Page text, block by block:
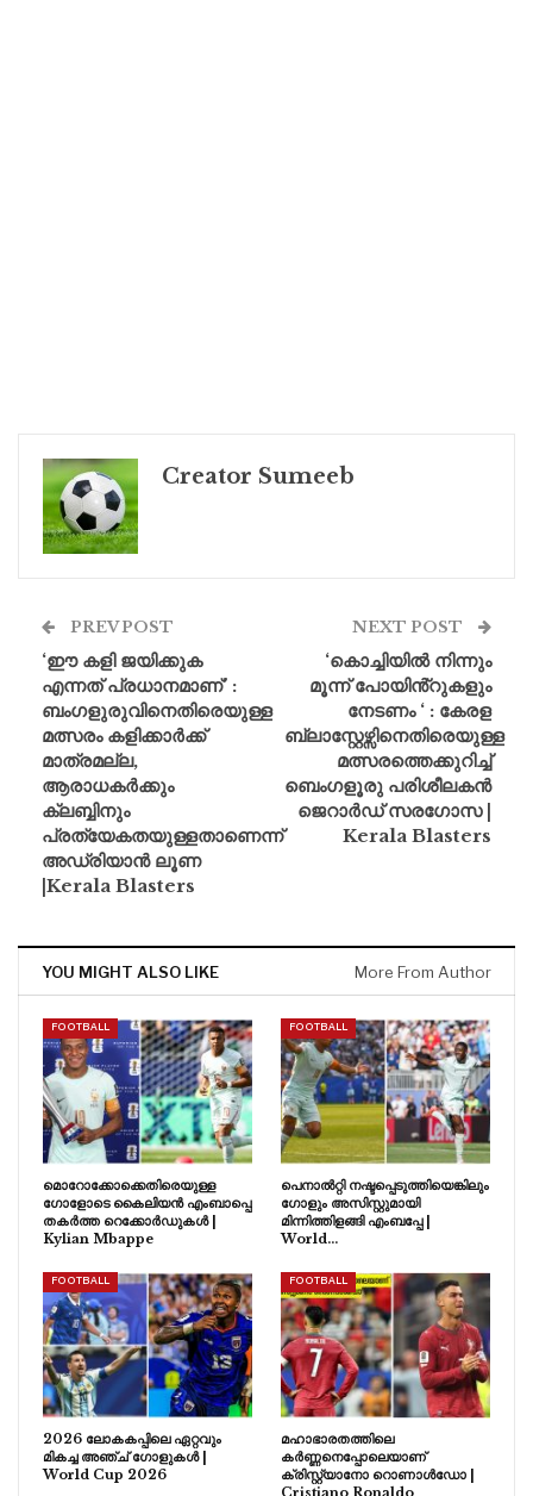
Creator Sumeeb
PREV POST
‘ഈ കളി ജയിക്കുക
എന്നത് പ്രധാനമാണ്’ :
ബംഗളുരുവിനെതിരെയുള്ള
മത്സരം കളിക്കാർക്ക്
മാത്രമല്ല,
ആരാധകർക്കും
ക്ലബ്ബിനും
പ്രത്യേകതയുള്ളതാണെന്ന്
അഡ്രിയാൻ ലൂണ
|Kerala Blasters
NEXT POST
‘കൊച്ചിയിൽ നിന്നും
മൂന്ന് പോയിൻ്റുകളും
നേടണം ‘ : കേരള
ബ്ലാസ്റ്റേഴ്സിനെതിരെയുള്ള
മത്സരത്തെക്കുറിച്ച്
ബെംഗളൂരു പരിശീലകൻ
ജെറാർഡ് സരഗോസ |
Kerala Blasters
YOU MIGHT ALSO LIKE More From Author
FOOTBALL
മൊറോക്കോക്കെതിരെയുള്ള
ഗോളോടെ കൈലിയൻ എംബാപ്പെ
തകർത്ത റെക്കോർഡുകൾ |
Kylian Mbappe
FOOTBALL
പെനാൽറ്റി നഷ്ടപ്പെടുത്തിയെങ്കിലും
ഗോളും അസിസ്റ്റുമായി
മിന്നിത്തിളങ്ങി എംബപ്പേ |
World…
FOOTBALL
2026 ലോകകപ്പിലെ ഏറ്റവും
മികച്ച അഞ്ച് ഗോളുകൾ |
World Cup 2026
FOOTBALL
മഹാഭാരതത്തിലെ
കർണ്ണനെപ്പോലെയാണ്
ക്രിസ്റ്റ്യാനോ റൊണാൾഡോ |
Cristiano Ronaldo